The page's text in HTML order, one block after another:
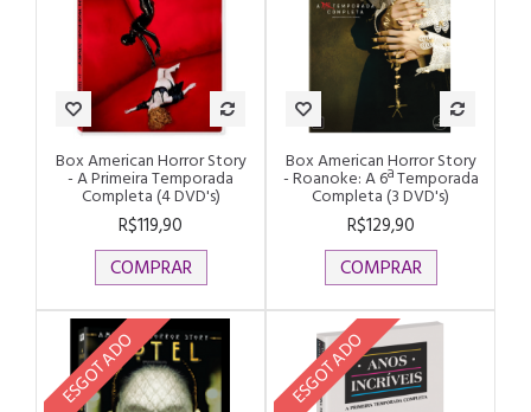
Box American Horror Story
- A Primeira Temporada
Completa (4 DVD's)
R$119,90
COMPRAR
Box American Horror Story
- Roanoke: A 6ª Temporada
Completa (3 DVD's)
R$129,90
COMPRAR
ESGOTADO ESGOTADO